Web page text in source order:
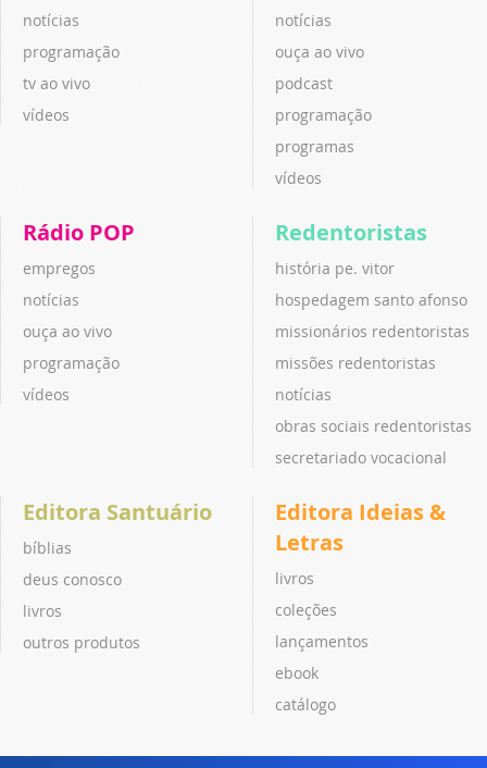
notícias
programação
tv ao vivo
vídeos
notícias
ouça ao vivo
podcast
programação
programas
vídeos
Rádio POP
empregos
notícias
ouça ao vivo
programação
vídeos
Redentoristas
história pe. vitor
hospedagem santo afonso
missionários redentoristas
missões redentoristas
notícias
obras sociais redentoristas
secretariado vocacional
Editora Santuário
bíblias
deus conosco
livros
outros produtos
Editora Ideias &
Letras
livros
coleções
lançamentos
ebook
catálogo